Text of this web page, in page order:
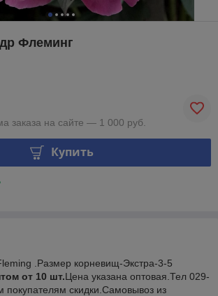
Флеминг
заказа на сайте — 1 000 руб.
Купить
.Размер корневищ-Экстра-3-5
от 10 шт.Цена указана оптовая.Тел 029-
скидки.Самовывоз из